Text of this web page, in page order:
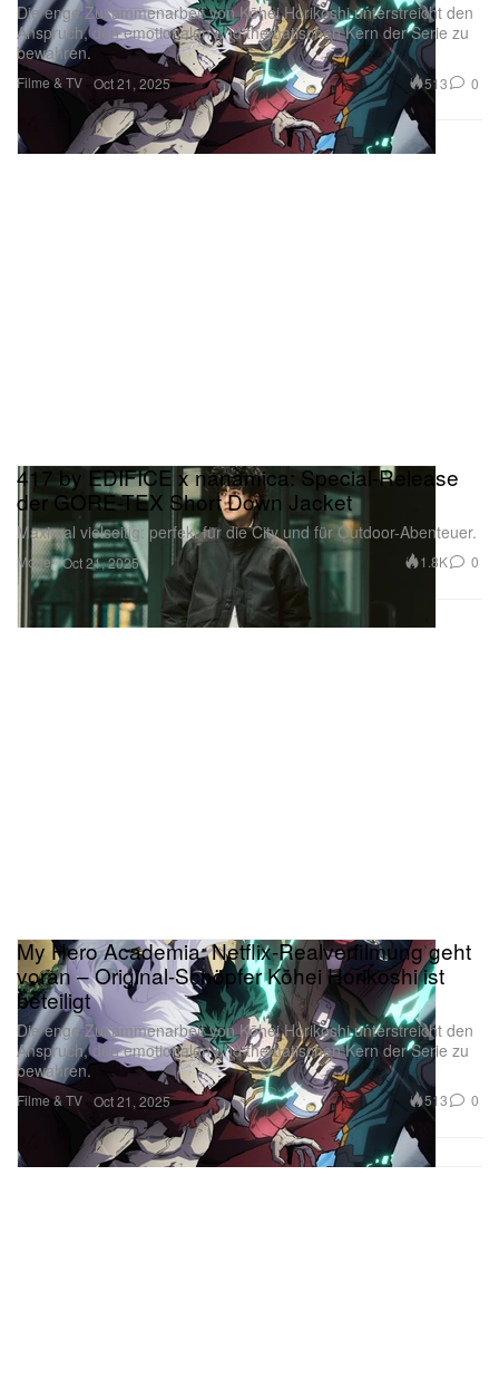
Filme & TV
Die enge Zusammenarbeit von Kōhei Horikoshi unterstreicht den
Anspruch, den emotionalen und thematischen Kern der Serie zu
bewahren.
Oct 21, 2025 513 0
Mode
417 by EDIFICE x nanamica: Special-Release
der GORE-TEX Short Down Jacket
Maximal vielseitig: perfekt für die City und für Outdoor-Abenteuer.
Oct 21, 2025 1.8K 0
Filme & TV
My Hero Academia: Netflix-Realverfilmung geht
voran – Original-Schöpfer Kōhei Horikoshi ist
beteiligt
Die enge Zusammenarbeit von Kōhei Horikoshi unterstreicht den
Anspruch, den emotionalen und thematischen Kern der Serie zu
bewahren.
Oct 21, 2025 513 0